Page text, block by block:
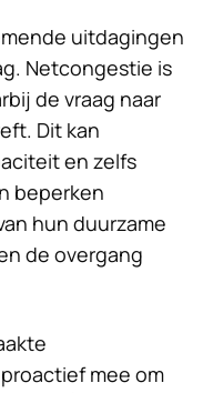
uitdagingen
Netcongestie is
de vraag naar
Dit kan
en zelfs
beperken
hun duurzame
de overgang
mee om